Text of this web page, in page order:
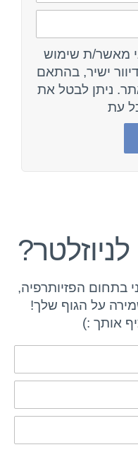
מאשר/ת שימוש
ישיר, בהתאם
ניתן לבטל את
עת
בתחום הפזיותרפיה,
על הגוף שלך!
אותך :)